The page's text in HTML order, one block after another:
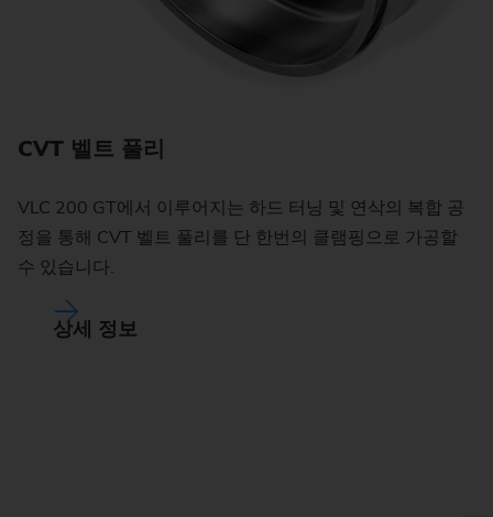
CVT 벨트 풀리
VLC 200 GT에서 이루어지는 하드 터닝 및 연삭의 복합 공
정을 통해 CVT 벨트 풀리를 단 한번의 클램핑으로 가공할
수 있습니다.
상세 정보